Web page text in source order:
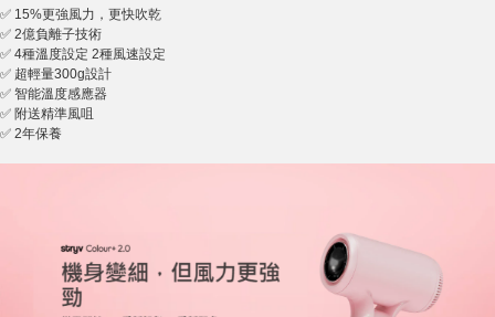
✅ 15%更強風力，更快吹乾
✅ 2億負離子技術
✅ 4種溫度設定 2種風速設定
✅ 超輕量300g設計
✅ 智能溫度感應器
✅ 附送精準風咀
✅ 2年保養